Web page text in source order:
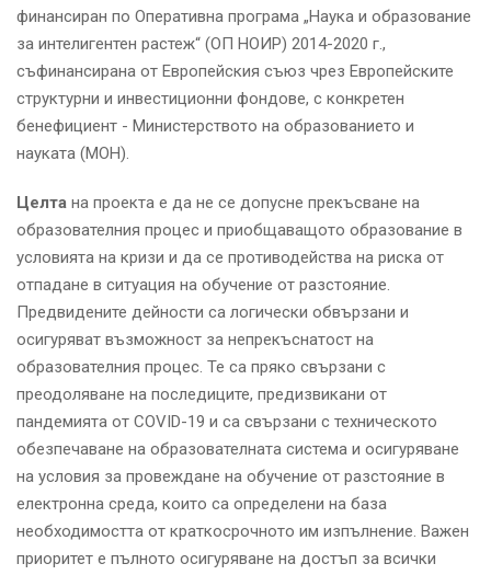
финансиран по Оперативна програма „Наука и образование
за интелигентен растеж“ (ОП НОИР) 2014-2020 г.,
съфинансирана от Европейския съюз чрез Европейските
структурни и инвестиционни фондове, с конкретен
бенефициент - Министерството на образованието и
науката (МОН).
Целта на проекта е да не се допусне прекъсване на
образователния процес и приобщаващото образование в
условията на кризи и да се противодейства на риска от
отпадане в ситуация на обучение от разстояние.
Предвидените дейности са логически обвързани и
осигуряват възможност за непрекъснатост на
образователния процес. Те са пряко свързани с
преодоляване на последиците, предизвикани от
пандемията от COVID-19 и са свързани с техническото
обезпечаване на образователната система и осигуряване
на условия за провеждане на обучение от разстояние в
електронна среда, които са определени на база
необходимостта от краткосрочното им изпълнение. Важен
приоритет е пълното осигуряване на достъп за всички